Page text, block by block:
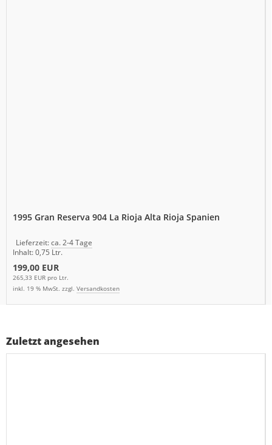
1995 Gran Reserva 904 La Rioja Alta Rioja Spanien
Lieferzeit:ca. 2-4 Tage
Inhalt: 0,75 Ltr.
199,00 EUR
265,33 EUR pro Ltr.
inkl. 19 % MwSt. zzgl. Versandkosten
Zuletzt angesehen